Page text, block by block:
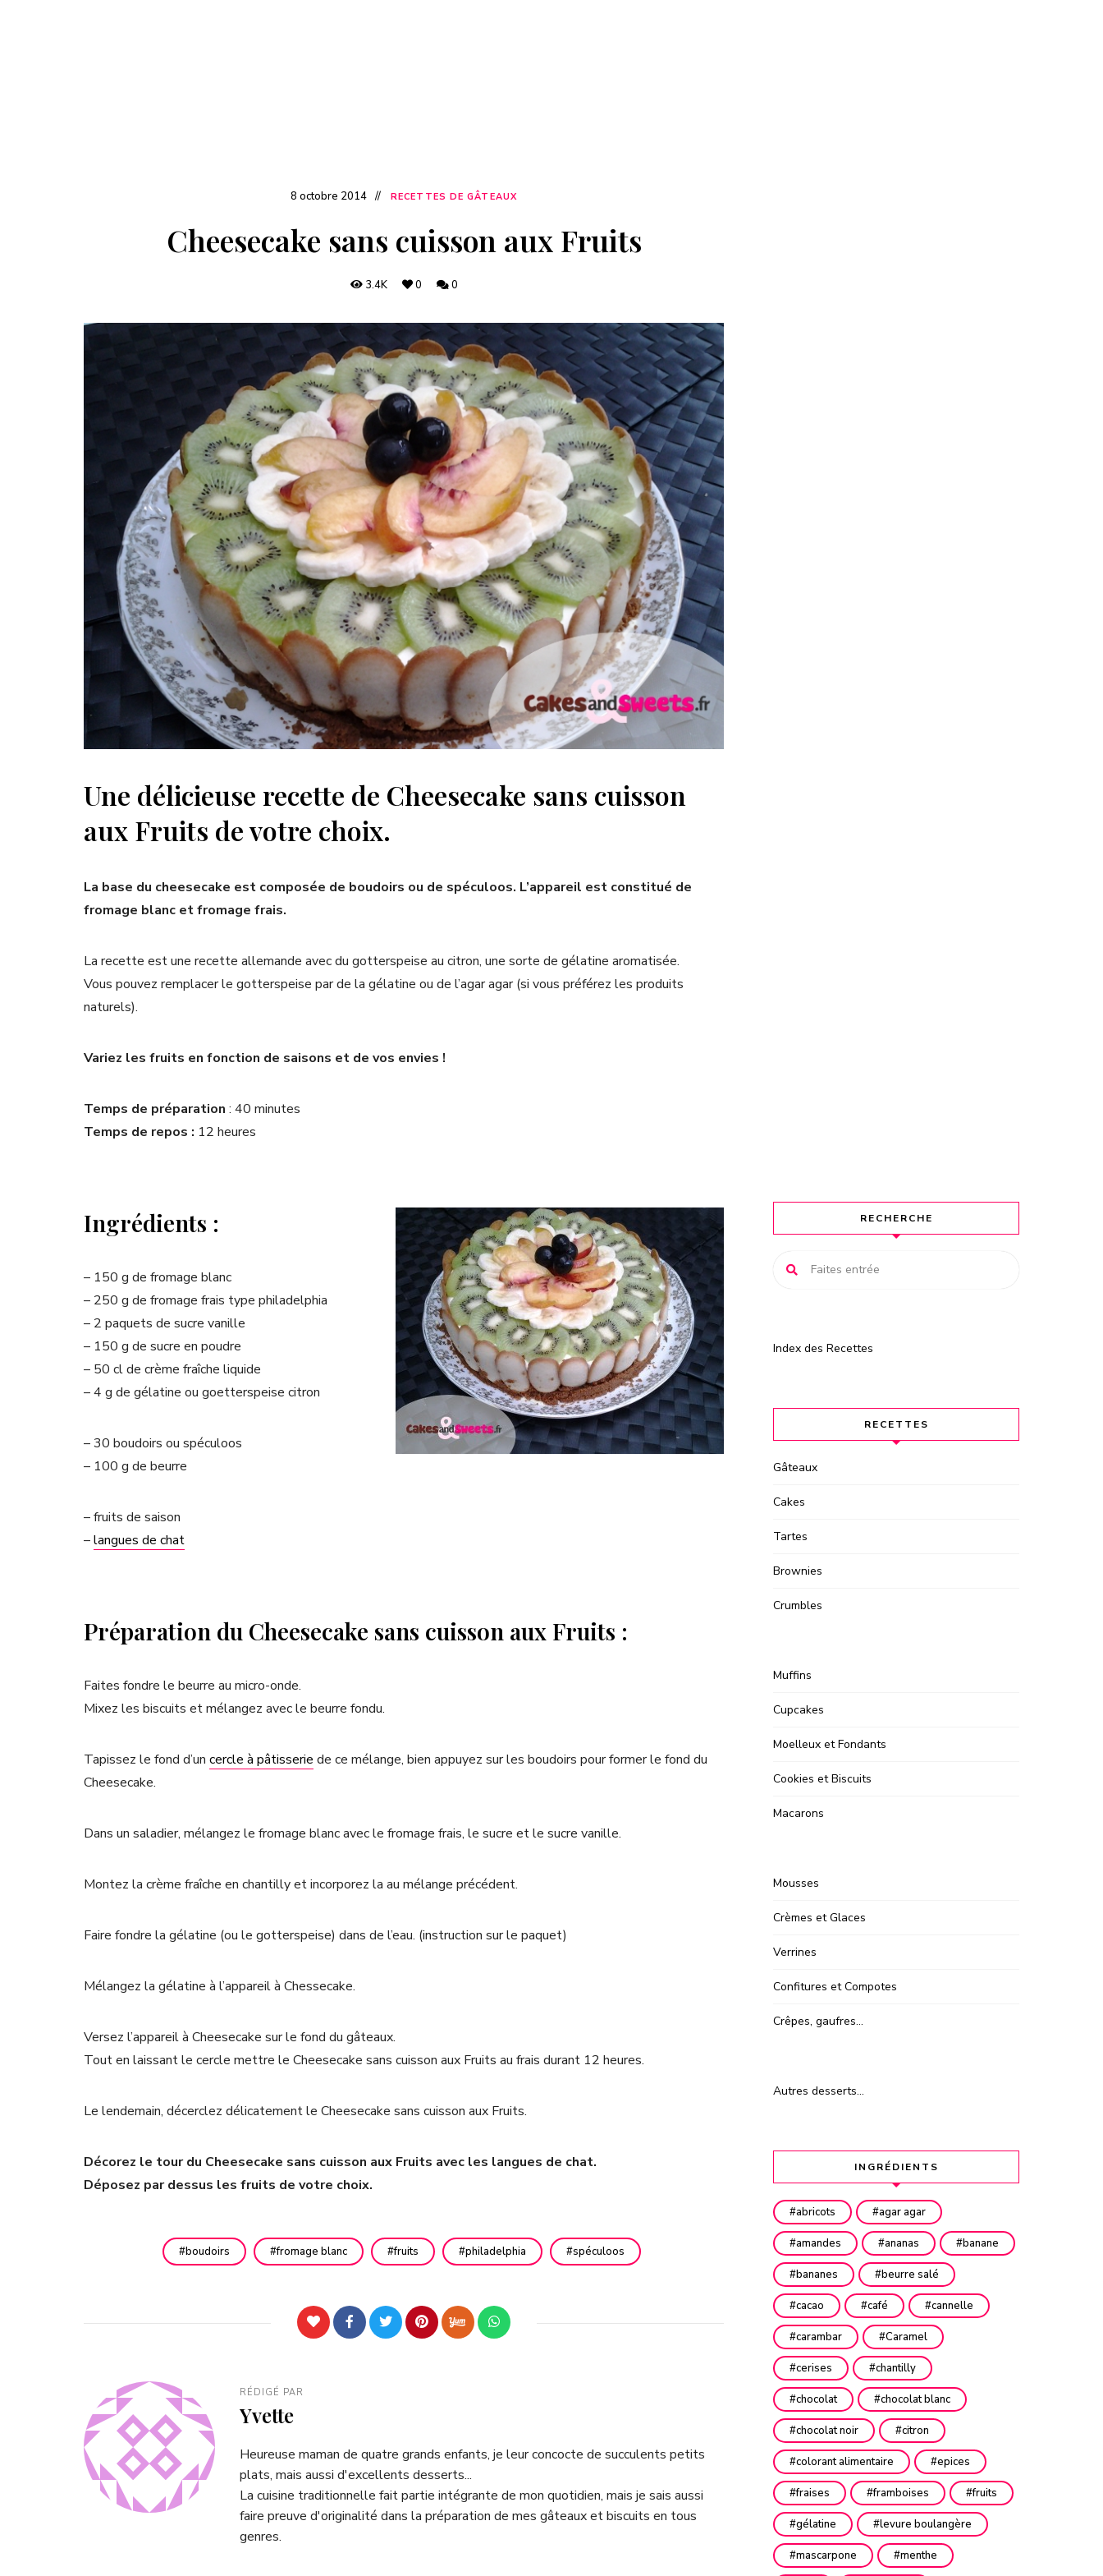
8 octobre 2014 RECETTES DE GÂTEAUX
Cheesecake sans cuisson aux Fruits
3.4K 0 0
Une délicieuse recette de Cheesecake sans cuisson
aux Fruits de votre choix.
La base du cheesecake est composée de boudoirs ou de spéculoos. L’appareil est constitué de
fromage blanc et fromage frais.
La recette est une recette allemande avec du gotterspeise au citron, une sorte de gélatine aromatisée.
Vous pouvez remplacer le gotterspeise par de la gélatine ou de l’agar agar (si vous préférez les produits
naturels).
Variez les fruits en fonction de saisons et de vos envies !
Temps de préparation : 40 minutes
Temps de repos : 12 heures
Ingrédients :
– 150 g de fromage blanc
– 250 g de fromage frais type philadelphia
– 2 paquets de sucre vanille
– 150 g de sucre en poudre
– 50 cl de crème fraîche liquide
– 4 g de gélatine ou goetterspeise citron
– 30 boudoirs ou spéculoos
– 100 g de beurre
– fruits de saison
–langues de chat
Préparation du Cheesecake sans cuisson aux Fruits :
Faites fondre le beurre au micro-onde.
Mixez les biscuits et mélangez avec le beurre fondu.
Tapissez le fond d’un cercle à pâtisserie de ce mélange, bien appuyez sur les boudoirs pour former le fond du
Cheesecake.
Dans un saladier, mélangez le fromage blanc avec le fromage frais, le sucre et le sucre vanille.
Montez la crème fraîche en chantilly et incorporez la au mélange précédent.
Faire fondre la gélatine (ou le gotterspeise) dans de l’eau. (instruction sur le paquet)
Mélangez la gélatine à l’appareil à Chessecake.
Versez l’appareil à Cheesecake sur le fond du gâteaux.
Tout en laissant le cercle mettre le Cheesecake sans cuisson aux Fruits au frais durant 12 heures.
Le lendemain, décerclez délicatement le Cheesecake sans cuisson aux Fruits.
Décorez le tour du Cheesecake sans cuisson aux Fruits avec les langues de chat.
Déposez par dessus les fruits de votre choix.
boudoirs fromage blanc fruits philadelphia spéculoos
RÉDIGÉ PAR
Yvette
Heureuse maman de quatre grands enfants, je leur concocte de succulents petits
plats, mais aussi d'excellents desserts...
La cuisine traditionnelle fait partie intégrante de mon quotidien, mais je sais aussi
faire preuve d'originalité dans la préparation de mes gâteaux et biscuits en tous
genres.
RECHERCHE
Index des Recettes
RECETTES
Gâteaux
Cakes
Tartes
Brownies
Crumbles
Muffins
Cupcakes
Moelleux et Fondants
Cookies et Biscuits
Macarons
Mousses
Crèmes et Glaces
Verrines
Confitures et Compotes
Crêpes, gaufres…
Autres desserts…
INGRÉDIENTS
abricots agar agar
amandes ananas banane
bananes beurre salé
cacao café cannelle
carambar Caramel
cerises chantilly
chocolat chocolat blanc
chocolat noir citron
colorant alimentaire epices
fraises framboises fruits
gélatine levure boulangère
mascarpone menthe